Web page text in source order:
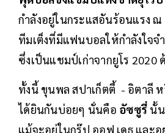
กำลังอยู่ในกระแสอันร้อนแรง ณ
ทีมเต็งที่มีแฟนบอลให้กำลังใจจ
ซึ่งเป็นแชมป์เก่าจากยูโร 2020
ทั้งนี้ ขุนพล สปาเก็ตตี้ - อิตาลี
ได้ยินกันบ่อยๆ นั่นคือ อัซซูรี่ นั้
แม้จะอยู่ในกรุ๊ป ออฟ เดธ และอ